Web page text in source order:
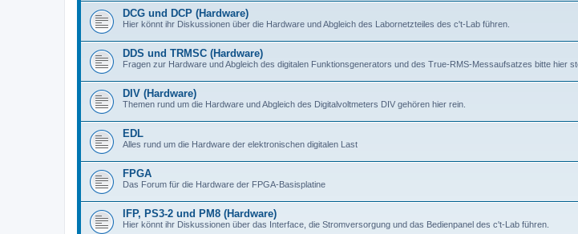
DCG und DCP (Hardware)
Hier könnt ihr Diskussionen über die Hardware und Abgleich des Labornetzteiles des c't-Lab führen.
DDS und TRMSC (Hardware)
Fragen zur Hardware und Abgleich des digitalen Funktionsgenerators und des True-RMS-Messaufsatzes bitte hier
DIV (Hardware)
Themen rund um die Hardware und Abgleich des Digitalvoltmeters DIV gehören hier rein.
EDL
Alles rund um die Hardware der elektronischen digitalen Last
FPGA
Das Forum für die Hardware der FPGA-Basisplatine
IFP, PS3-2 und PM8 (Hardware)
Hier könnt ihr Diskussionen über das Interface, die Stromversorgung und das Bedienpanel des c't-Lab führen.